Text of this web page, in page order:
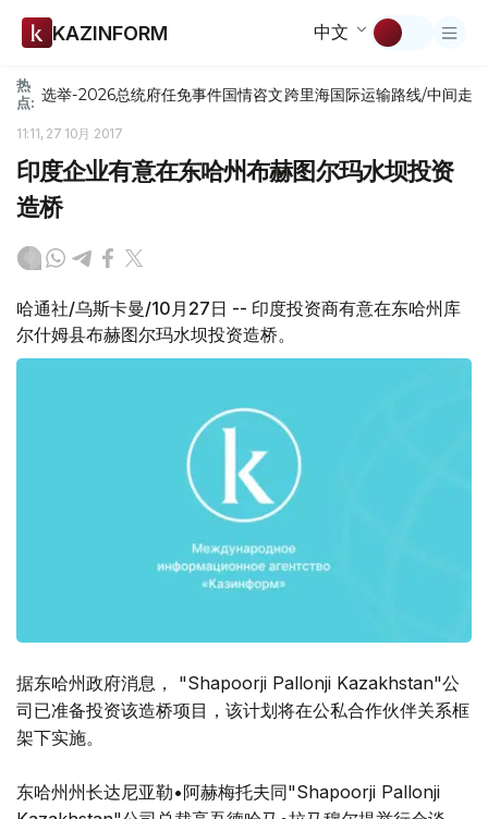
KAZINFORM 中文
热
点: 选举-2026总统府任免事件国情咨文跨里海国际运输路线/中间走廊
11:11, 27 10月 2017
印度企业有意在东哈州布赫图尔玛水坝投资
造桥
哈通社/乌斯卡曼/10月27日 -- 印度投资商有意在东哈州库
尔什姆县布赫图尔玛水坝投资造桥。
据东哈州政府消息， "Shapoorji Pallonji Kazakhstan"公
司已准备投资该造桥项目，该计划将在公私合作伙伴关系框
架下实施。
东哈州州长达尼亚勒•阿赫梅托夫同"Shapoorji Pallonji